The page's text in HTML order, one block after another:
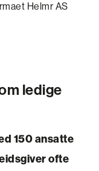
Helmr AS
ledige
150 ansatte
ofte